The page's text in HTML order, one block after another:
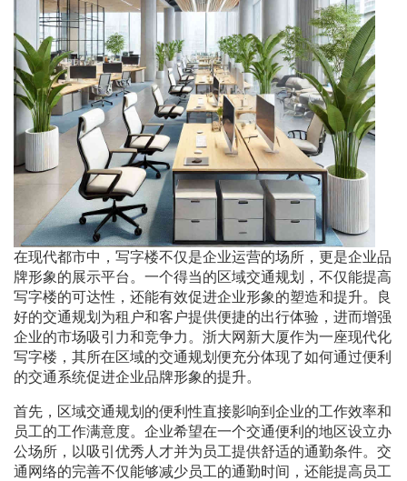
在现代都市中，写字楼不仅是企业运营的场所，更是企业品
牌形象的展示平台。一个得当的区域交通规划，不仅能提高
写字楼的可达性，还能有效促进企业形象的塑造和提升。良
好的交通规划为租户和客户提供便捷的出行体验，进而增强
企业的市场吸引力和竞争力。浙大网新大厦作为一座现代化
写字楼，其所在区域的交通规划便充分体现了如何通过便利
的交通系统促进企业品牌形象的提升。
首先，区域交通规划的便利性直接影响到企业的工作效率和
员工的工作满意度。企业希望在一个交通便利的地区设立办
公场所，以吸引优秀人才并为员工提供舒适的通勤条件。交
通网络的完善不仅能够减少员工的通勤时间，还能提高员工